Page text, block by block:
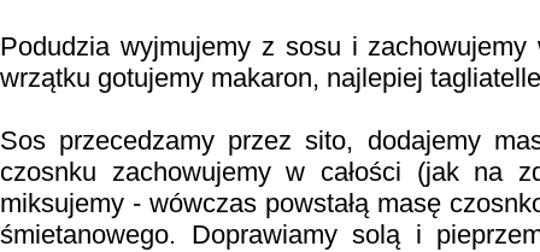
Podudzia wyjmujemy z sosu i
wrzątku gotujemy makaron, najlepiej
Sos przecedzamy przez sito, dodajemy
czosnku zachowujemy w całości (jak na
miksujemy - wówczas powstałą masę
śmietanowego. Doprawiamy solą i